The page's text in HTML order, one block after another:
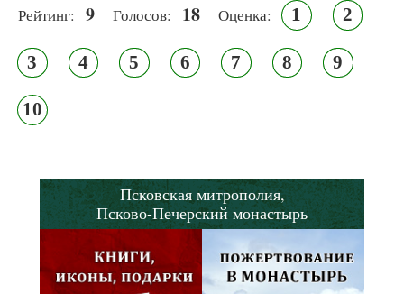
Рейтинг: 9 Голосов: 18 Оценка: 1 2
3 4 5 6 7 8 9
10
Псковская митрополия,
Псково-Печерский монастырь